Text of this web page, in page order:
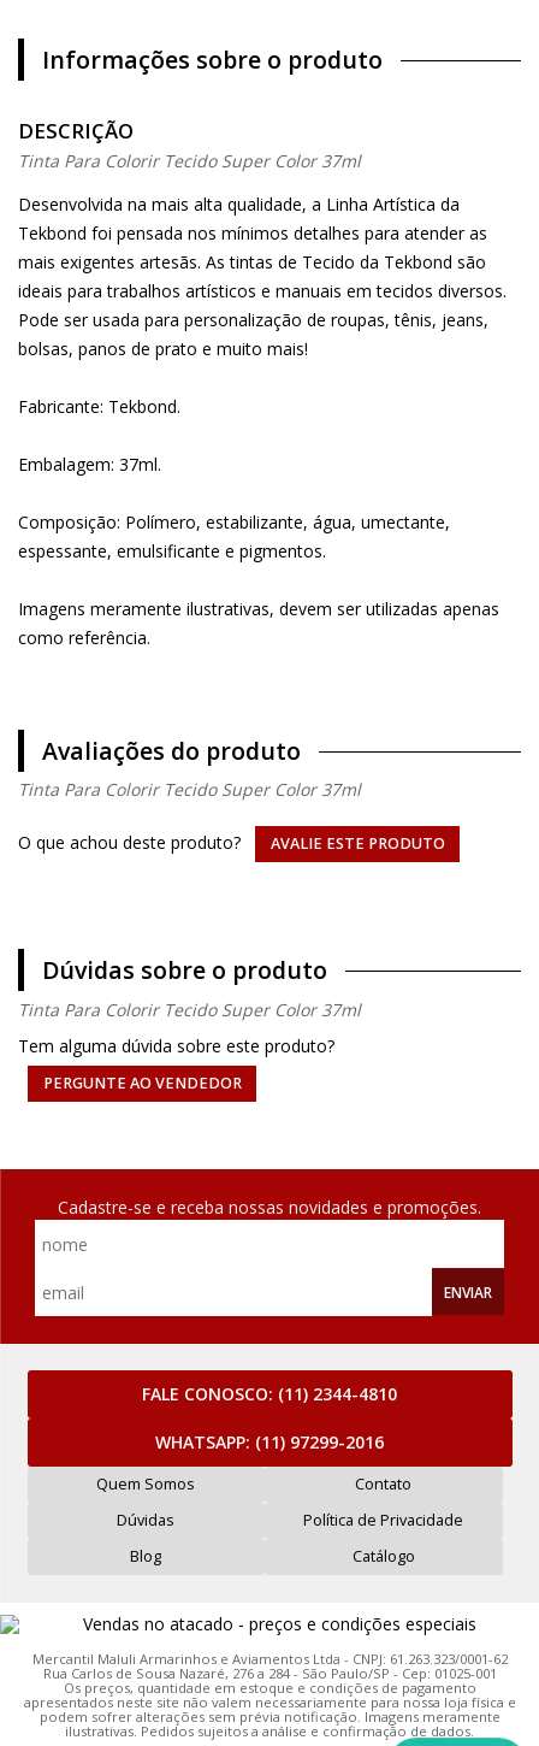
Informações sobre o produto
DESCRIÇÃO
Tinta Para Colorir Tecido Super Color 37ml
Desenvolvida na mais alta qualidade, a Linha Artística da
Tekbond foi pensada nos mínimos detalhes para atender as
mais exigentes artesãs. As tintas de Tecido da Tekbond são
ideais para trabalhos artísticos e manuais em tecidos diversos.
Pode ser usada para personalização de roupas, tênis, jeans,
bolsas, panos de prato e muito mais!
Fabricante: Tekbond.
Embalagem: 37ml.
Composição: Polímero, estabilizante, água, umectante,
espessante, emulsificante e pigmentos.
Imagens meramente ilustrativas, devem ser utilizadas apenas
como referência.
Avaliações do produto
Tinta Para Colorir Tecido Super Color 37ml
O que achou deste produto? AVALIE ESTE PRODUTO
Dúvidas sobre o produto
Tinta Para Colorir Tecido Super Color 37ml
Tem alguma dúvida sobre este produto?
PERGUNTE AO VENDEDOR
Cadastre-se e receba nossas novidades e promoções.
ENVIAR
FALE CONOSCO: (11) 2344-4810
WHATSAPP: (11) 97299-2016
Quem Somos
Contato
Dúvidas
Política de Privacidade
Blog
Catálogo
Mercantil Maluli Armarinhos e Aviamentos Ltda - CNPJ: 61.263.323/0001-62
Rua Carlos de Sousa Nazaré, 276 a 284 - São Paulo/SP - Cep: 01025-001
Os preços, quantidade em estoque e condições de pagamento
apresentados neste site não valem necessariamente para nossa loja física e
podem sofrer alterações sem prévia notificação. Imagens meramente
ilustrativas. Pedidos sujeitos a análise e confirmação de dados.